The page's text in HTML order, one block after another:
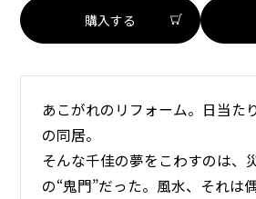
購入する
あこがれのリフォーム。日当た
の同居。
そんな千佳の夢をこわすのは、
の“鬼門”だった。風水、それは